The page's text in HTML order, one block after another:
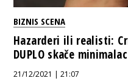
BIZNIS SCENA
Hazarderi ili realisti:
DUPLO skače minimalac
21/12/2021 | 21:07